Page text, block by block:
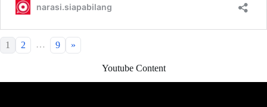
1 2 … 9 »
Youtube Content